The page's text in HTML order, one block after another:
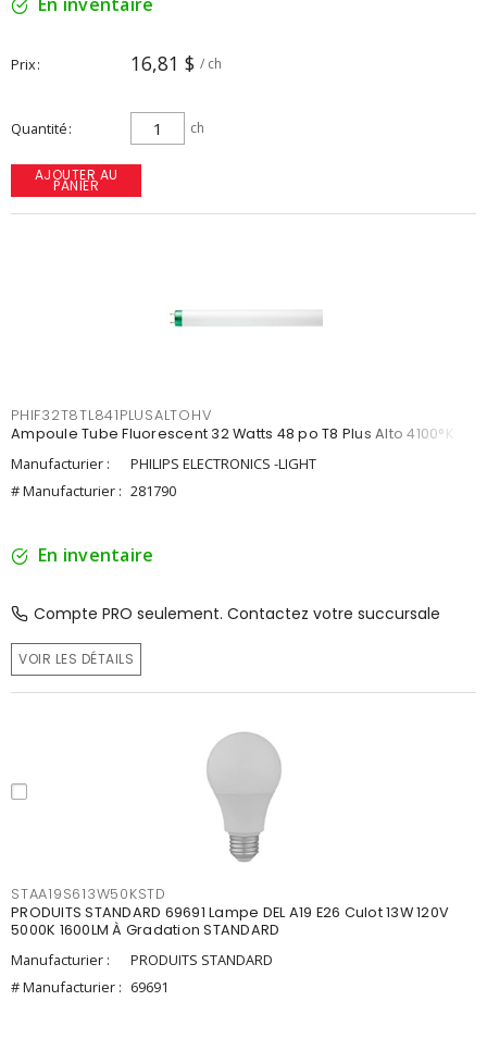
Prix 16,81 $ / ch
Quantité ch
AJOUTER AU
PANIER
PHIF32T8TL841PLUSALTOHV
Ampoule Tube Fluorescent 32 Watts 48 po T8 Plus Alto 4100°K
Manufacturier :
PHILIPS ELECTRONICS -LIGHT
# Manufacturier : 281790
En inventaire
Compte PRO seulement. Contactez votre succursale
VOIR LES DÉTAILS
STAA19S613W50KSTD
PRODUITS STANDARD 69691 Lampe DEL A19 E26 Culot 13W 120V
5000K 1600LM À Gradation STANDARD
Manufacturier :
PRODUITS STANDARD
# Manufacturier : 69691